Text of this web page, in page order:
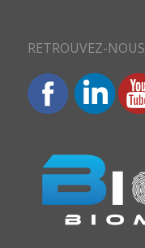
RETROUVEZ-NOUS